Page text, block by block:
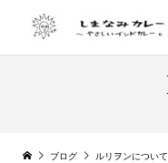
ブログ ルリヲンについて